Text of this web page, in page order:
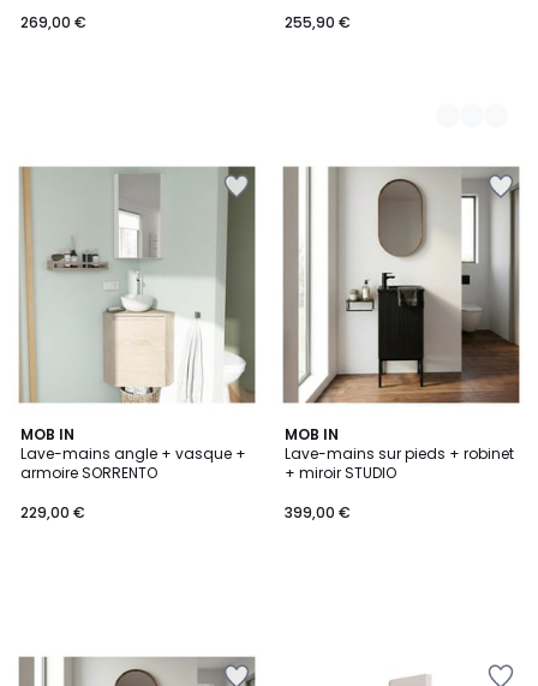
269,00 €
255,90 €
MOB IN
Lave-mains angle + vasque +
armoire SORRENTO
229,00 €
MOB IN
Lave-mains sur pieds + robinet
+ miroir STUDIO
399,00 €